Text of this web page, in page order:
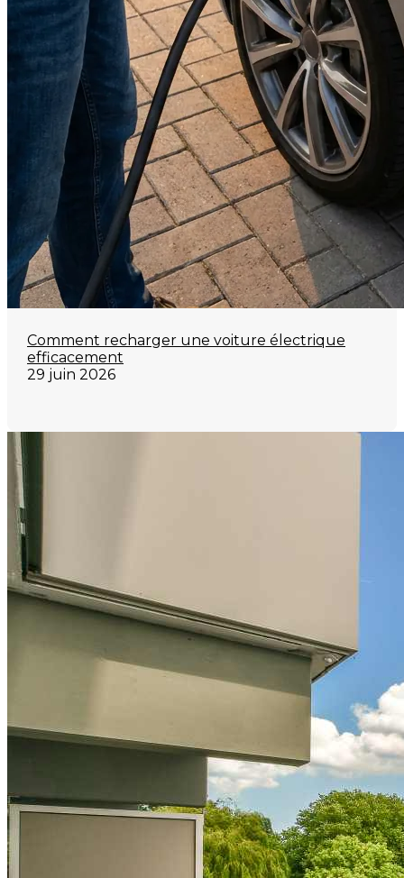
Comment recharger une voiture électrique
efficacement
29 juin 2026